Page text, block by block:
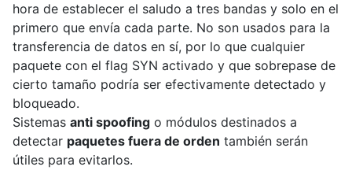
hora de establecer el saludo a tres bandas y solo en el
primero que envía cada parte. No son usados para la
transferencia de datos en sí, por lo que cualquier
paquete con el flag SYN activado y que sobrepase de
cierto tamaño podría ser efectivamente detectado y
bloqueado.
Sistemas anti spoofing o módulos destinados a
detectar paquetes fuera de orden también serán
útiles para evitarlos.